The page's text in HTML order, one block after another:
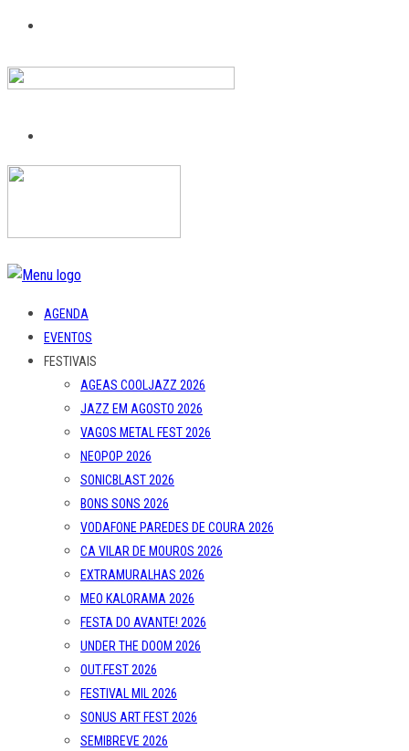
AGENDA
EVENTOS
FESTIVAIS
AGEAS COOLJAZZ 2026
JAZZ EM AGOSTO 2026
VAGOS METAL FEST 2026
NEOPOP 2026
SONICBLAST 2026
BONS SONS 2026
VODAFONE PAREDES DE COURA 2026
CA VILAR DE MOUROS 2026
EXTRAMURALHAS 2026
MEO KALORAMA 2026
FESTA DO AVANTE! 2026
UNDER THE DOOM 2026
OUT.FEST 2026
FESTIVAL MIL 2026
SONUS ART FEST 2026
SEMIBREVE 2026